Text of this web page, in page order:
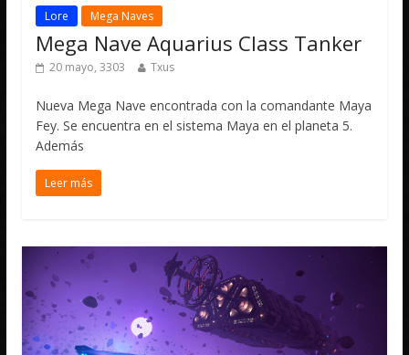
Lore Mega Naves
Mega Nave Aquarius Class Tanker
20 mayo, 3303 Txus
Nueva Mega Nave encontrada con la comandante Maya
Fey. Se encuentra en el sistema Maya en el planeta 5.
Además
Leer más